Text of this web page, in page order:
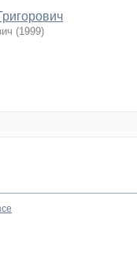
(1999)